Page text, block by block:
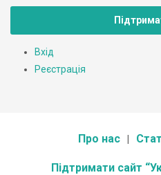
Вхід
Реєстрація
Про нас
Підтримати сайт